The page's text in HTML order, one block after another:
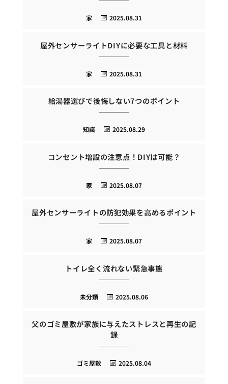
2025.08.31
家
屋外センサーライトDIYに必要な工具と材料
2025.08.31
家
給湯器選びで後悔しない7つのポイント
2025.08.29
知識
コンセント増設の注意点！DIYは可能？
2025.08.07
家
屋外センサーライトの防犯効果を高めるポイント
2025.08.07
家
トイレ全く流れない緊急事態
2025.08.06
未分類
父のゴミ屋敷が家族に与えたストレスと再生の記
録
2025.08.04
ゴミ屋敷